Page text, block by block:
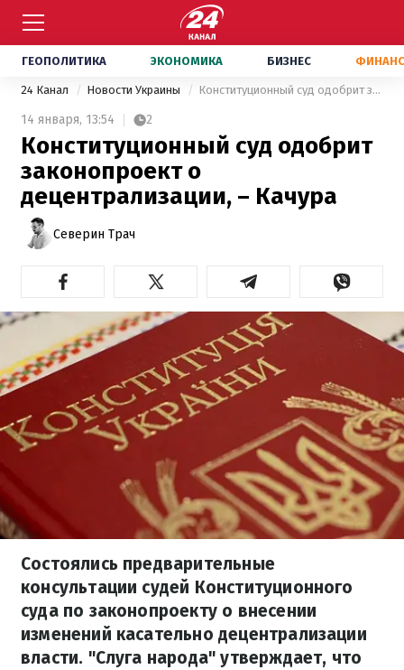
ГЕОПОЛИТИКА ЭКОНОМИКА БИЗНЕС
24 Канал Новости Украины Конституционный суд одобрит законопроект о децентрализации, – Качура
14 января, 13:54 2
Конституционный суд одобрит
законопроект о
децентрализации, – Качура
Северин Трач
Состоялись предварительные
консультации судей Конституционного
суда по законопроекту о внесении
изменений касательно децентрализации
власти. "Слуга народа" утверждает, что